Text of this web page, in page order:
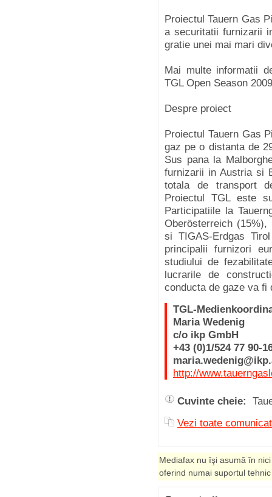
Proiectul Tauern Gas
a securitatii furnizarii
gratie unei mai mari
Mai multe informatii
TGL Open Season
Despre proiect
Proiectul Tauern Gas
gaz pe o distanta de
Sus pana la
furnizarii in Austria si
totala de transport
Proiectul TGL este
Participatiile la
Oberösterreich
si TIGAS-Erdgas
principalii furnizori
studiului de
lucrarile de
conducta de gaze va fi
TGL-
Maria Wedenig
c/o ikp GmbH
+43 (0)1/524 77 90-
http://
Cuvinte cheie:
Vezi toate
Mediafax nu îşi asumă în
oferind numai suportul